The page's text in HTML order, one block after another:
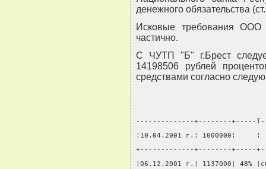
денежного обязательства
Исковые требования ООО
частично.
С ЧУТП "Б" г.Брест
14198506 рублей
средствами согласно
--------------+--------+-----
¦10.04.2001 г.¦
+-------------+--------+-----
¦06.12.2001 г.¦ 1137000¦ 48%